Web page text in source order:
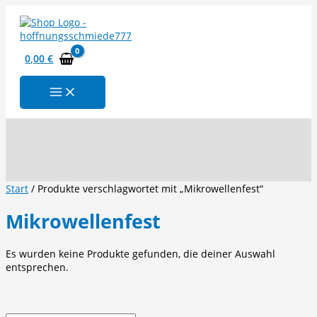
Inhalt
springen
0,00€
Start / Produkte verschlagwortet mit „Mikrowellenfest“
Mikrowellenfest
Es wurden keine Produkte gefunden, die deiner Auswahl
entsprechen.